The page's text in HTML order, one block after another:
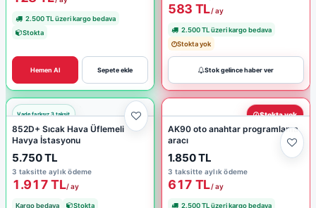
2.500 TL üzeri kargo bedava
Stokta
Sepete ekle
Hemen Al
583 TL/ ay
2.500 TL üzeri kargo bedava
Stokta yok
Stok gelince haber ver
852D+ Sıcak Hava Üflemeli
Havya İstasyonu
5.750 TL
3 taksitte aylık ödeme
1.917 TL/ ay
Kargo bedava Stokta
Stokta yok
AK90 oto anahtar programlama
aracı
1.850 TL
3 taksitte aylık ödeme
617 TL/ ay
2.500 TL üzeri kargo bedava